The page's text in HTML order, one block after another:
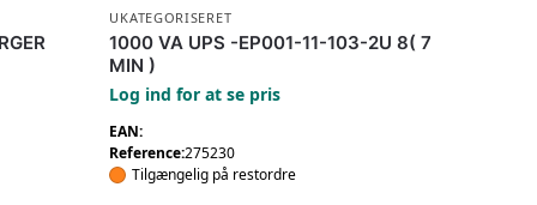
UKATEGORISERET
1000 VA UPS -EP001-11-103-2U 8( 7
MIN )
Log ind for at se pris
EAN:
Reference:275230
Tilgængelig på restordre